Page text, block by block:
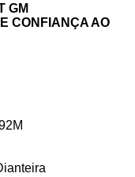
GM
CONFIANÇA AO